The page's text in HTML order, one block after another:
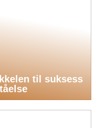
til suksess